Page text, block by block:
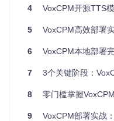
+显存）
型量化）
上，推理速度降低60-
新手友好检查项：
# 检查Python版本
4 VoxCPM开源TTS模型本
5 VoxCPM高效部署实
6 VoxCPM本地部署完全
7 3个关键阶段：
8 零门槛掌握VoxCPM本地化
9 VoxCPM部署实战：